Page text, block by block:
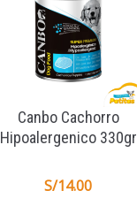
Canbo Cachorro
Hipoalergenico 330gr
S/14.00